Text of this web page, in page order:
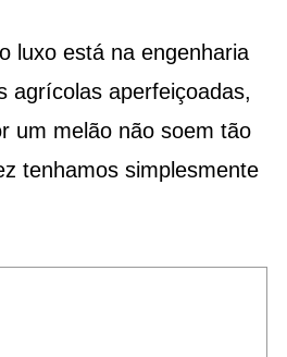
luxo está na engenharia
agrícolas aperfeiçoadas,
um melão não soem tão
tenhamos simplesmente